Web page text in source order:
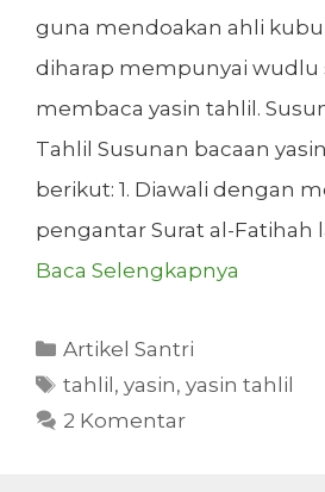
guna mendoakan ahli
diharap mempunyai wudlu
membaca yasin tahlil.
Tahlil Susunan bacaan
berikut: 1. Diawali dengan
pengantar Surat al-Fatihah
Baca Selengkapnya
Kategori
Artikel Santri
Tag
tahlil ,yasin,yasin tahlil
2 Komentar